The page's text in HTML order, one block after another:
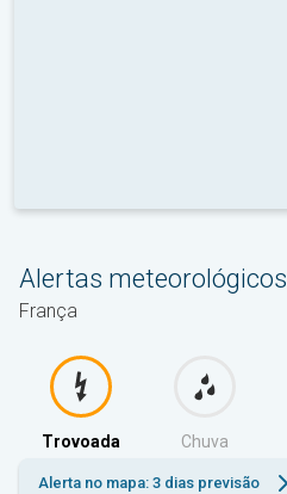
Alertas meteorológicos
França
Trovoada Chuva
Alerta no mapa: 3 dias previsão